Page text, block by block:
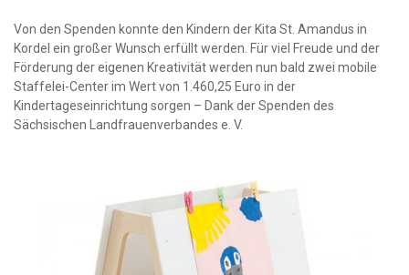
Von den Spenden konnte den Kindern der Kita St. Amandus in
Kordel ein großer Wunsch erfüllt werden. Für viel Freude und der
Förderung der eigenen Kreativität werden nun bald zwei mobile
Staffelei-Center im Wert von 1.460,25 Euro in der
Kindertageseinrichtung sorgen – Dank der Spenden des
Sächsischen Landfrauenverbandes e. V.